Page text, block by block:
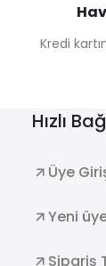
Kredi
Hızlı
Üye
Yeni
Sipariş